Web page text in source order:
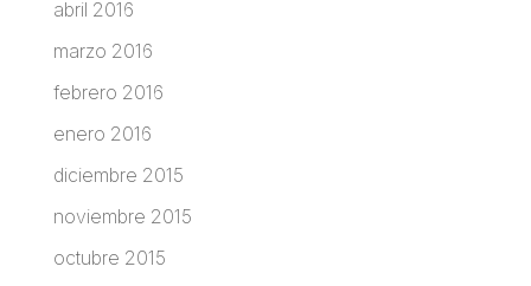
abril 2016
marzo 2016
febrero 2016
enero 2016
diciembre 2015
noviembre 2015
octubre 2015